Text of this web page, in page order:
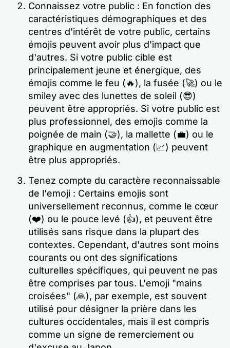
Connaissez votre public : En fonction des
caractéristiques démographiques et des
centres d'intérêt de votre public, certains
émojis peuvent avoir plus d'impact que
d'autres. Si votre public cible est
principalement jeune et énergique, des
émojis comme le feu (🔥), la fusée (🚀) ou le
smiley avec des lunettes de soleil (😎)
peuvent être appropriés. Si votre public est
plus professionnel, des emojis comme la
poignée de main (🤝), la mallette (💼) ou le
graphique en augmentation (📈) peuvent
être plus appropriés.
Tenez compte du caractère reconnaissable
de l'emoji : Certains emojis sont
universellement reconnus, comme le cœur
(❤️) ou le pouce levé (👍), et peuvent être
utilisés sans risque dans la plupart des
contextes. Cependant, d'autres sont moins
courants ou ont des significations
culturelles spécifiques, qui peuvent ne pas
être comprises par tous. L'emoji "mains
croisées" (🙏), par exemple, est souvent
utilisé pour désigner la prière dans les
cultures occidentales, mais il est compris
comme un signe de remerciement ou